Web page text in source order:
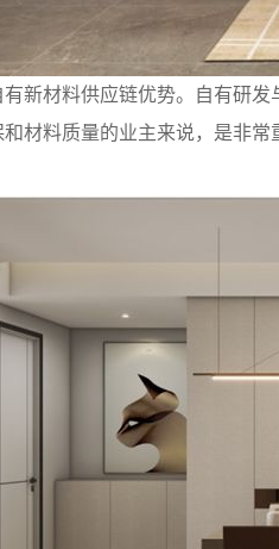
新材料供应链优势。自有研
材料质量的业主来说，是非常